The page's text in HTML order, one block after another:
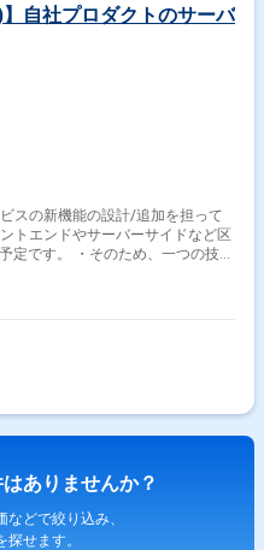
】自社プロダクトのサーバ
スの新機能の設計/追加を担って
定です。 ・そのため、一つの技術
■インフラ：
ありませんか？
などで絞り込み、
せます。